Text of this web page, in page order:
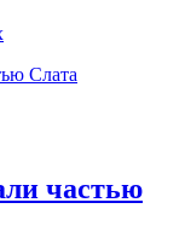
частью